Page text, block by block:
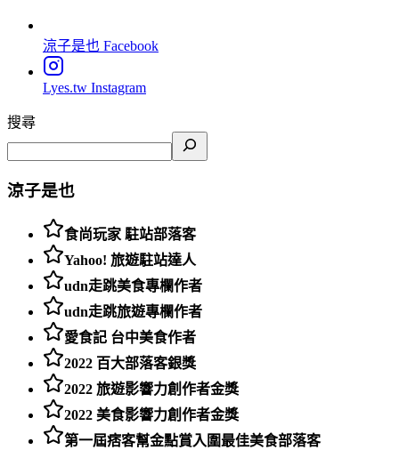
涼子是也 Facebook
Lyes.tw Instagram
搜尋
涼子是也
食尚玩家 駐站部落客
Yahoo! 旅遊駐站達人
udn走跳美食專欄作者
udn走跳旅遊專欄作者
愛食記 台中美食作者
2022 百大部落客銀獎
2022 旅遊影響力創作者金獎
2022 美食影響力創作者金獎
第一屆痞客幫金點賞入圍最佳美食部落客